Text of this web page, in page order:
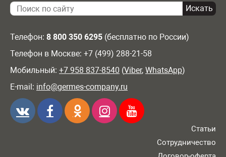
Телефон: 8 800 350 6295 (бесплатно по России)
Телефон в Москве: +7 (499) 288-21-58
Мобильный: +7 958 837-8540 (Viber, WhatsApp)
E-mail: info@germes-company.ru
Статьи
Сотрудничество